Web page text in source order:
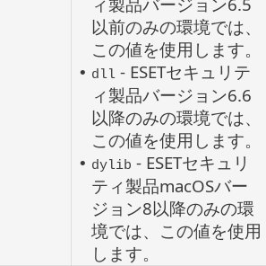
以前のみの環境では、
この値を使用します。
• dll - ESETセキュリテ
ィ製品バージョン6.6
以降のみの環境では、
この値を使用します。
• dylib - ESETセキュリ
ティ製品macOSバー
ジョン8以降のみの環
境では、この値を使用
します。